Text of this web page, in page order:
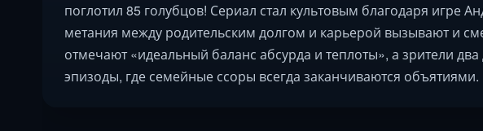
поглотил 85 голубцов! Сериал стал культовым благодаря игре
метания между родительским долгом и карьерой вызывают и
отмечают «идеальный баланс абсурда и теплоты», а зрители
эпизоды, где семейные ссоры всегда заканчиваются объятиями.